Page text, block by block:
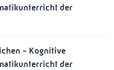
der
- Kognitive
der